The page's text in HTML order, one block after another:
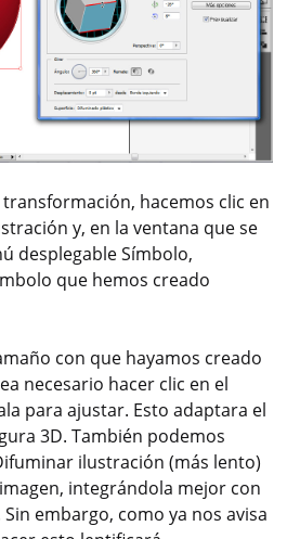
hacemos clic en
y, en la ventana que se
desplegable Símbolo,
que hemos creado
con que hayamos creado
necesario hacer clic en el
para ajustar. Esto adaptara el
3D. También podemos
ilustración (más lento)
integrándola mejor con
embargo, como ya nos avisa